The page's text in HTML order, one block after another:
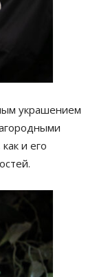
украшением
и его